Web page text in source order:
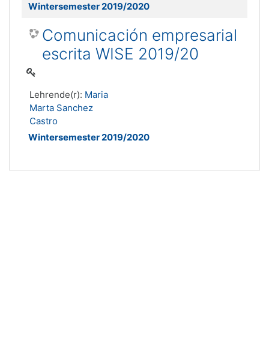
Wintersemester 2019/2020
Comunicación empresarial
escrita WISE 2019/20
Lehrende(r): Maria
Marta Sanchez
Castro
Wintersemester 2019/2020